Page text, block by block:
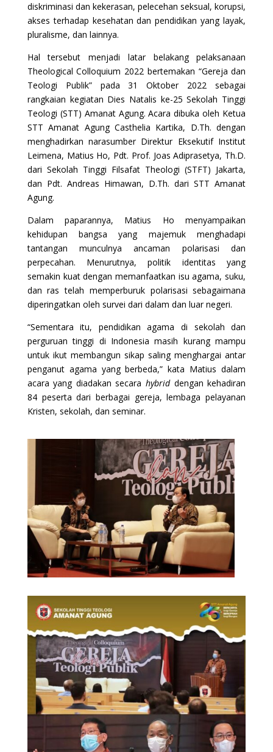
diskriminasi dan kekerasan, pelecehan seksual, korupsi,
akses terhadap kesehatan dan pendidikan yang layak,
pluralisme, dan lainnya.
Hal tersebut menjadi latar belakang pelaksanaan
Theological Colloquium 2022 bertemakan “Gereja dan
Teologi Publik” pada 31 Oktober 2022 sebagai
rangkaian kegiatan Dies Natalis ke-25 Sekolah Tinggi
Teologi (STT) Amanat Agung. Acara dibuka oleh Ketua
STT Amanat Agung Casthelia Kartika, D.Th. dengan
menghadirkan narasumber Direktur Eksekutif Institut
Leimena, Matius Ho, Pdt. Prof. Joas Adiprasetya, Th.D.
dari Sekolah Tinggi Filsafat Theologi (STFT) Jakarta,
dan Pdt. Andreas Himawan, D.Th. dari STT Amanat
Agung.
Dalam paparannya, Matius Ho menyampaikan
kehidupan bangsa yang majemuk menghadapi
tantangan munculnya ancaman polarisasi dan
perpecahan. Menurutnya, politik identitas yang
semakin kuat dengan memanfaatkan isu agama, suku,
dan ras telah memperburuk polarisasi sebagaimana
diperingatkan oleh survei dari dalam dan luar negeri.
“Sementara itu, pendidikan agama di sekolah dan
perguruan tinggi di Indonesia masih kurang mampu
untuk ikut membangun sikap saling menghargai antar
penganut agama yang berbeda,” kata Matius dalam
acara yang diadakan secarahybriddengan kehadiran
84 peserta dari berbagai gereja, lembaga pelayanan
Kristen, sekolah, dan seminar.